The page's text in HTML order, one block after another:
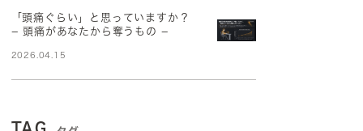
「頭痛ぐらい」と思っていますか？
− 頭痛があなたから奪うもの −
2026.04.15
TAG